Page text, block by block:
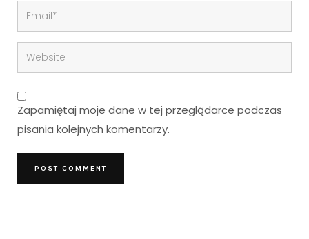
Zapamiętaj moje dane w tej przeglądarce podczas
pisania kolejnych komentarzy.